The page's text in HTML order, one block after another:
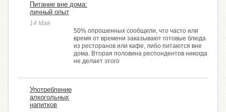
Питание вне дома:
личный опыт
14 Мая
50% опрошенных сообщили, что часто или
время от времени заказывают готовые блюда
из ресторанов или кафе, либо питаются вне
дома. Вторая половина респондентов никогда
не делает этого
Употребление
алкогольных
напитков